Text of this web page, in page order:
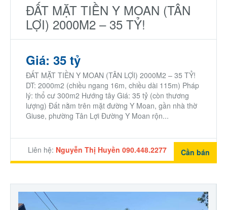
ĐẤT MẶT TIỀN Y MOAN (TÂN
LỢI) 2000M2 – 35 TỶ!
Giá: 35 tỷ
ĐẤT MẶT TIỀN Y MOAN (TÂN LỢI) 2000M2 – 35 TỶ!
DT: 2000m2 (chiều ngang 16m, chiều dài 115m) Pháp
lý: thổ cư 300m2 Hướng tây Giá: 35 tỷ (còn thương
lượng) Đất nằm trên mặt đường Y Moan, gần nhà thờ
Giuse, phường Tân Lợi Đường Y Moan rộn...
Liên hệ: Nguyễn Thị Huyền 090.448.2277 Cần bán